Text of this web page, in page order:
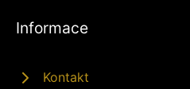
Informace
Kontakt